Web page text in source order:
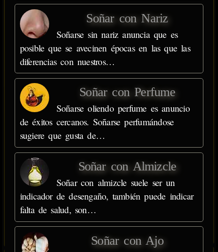
Soñar con Nariz
Soñarse sin nariz anuncia que es
posible que se avecinen épocas en las que las
diferencias con nuestros…
Soñar con Perfume
Soñarse oliendo perfume es anuncio
de éxitos cercanos. Soñarse perfumándose
sugiere que gusta de…
Soñar con Almizcle
Soñar con almizcle suele ser un
indicador de desengaño, también puede indicar
falta de salud, son…
Soñar con Ajo